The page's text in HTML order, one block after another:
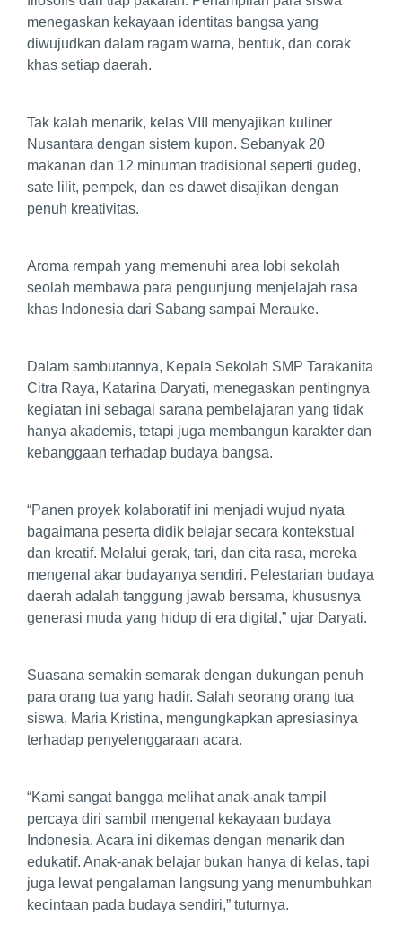
menegaskan kekayaan identitas bangsa yang
diwujudkan dalam ragam warna, bentuk, dan corak
khas setiap daerah.
Tak kalah menarik, kelas VIII menyajikan kuliner
Nusantara dengan sistem kupon. Sebanyak 20
makanan dan 12 minuman tradisional seperti gudeg,
sate lilit, pempek, dan es dawet disajikan dengan
penuh kreativitas.
Aroma rempah yang memenuhi area lobi sekolah
seolah membawa para pengunjung menjelajah rasa
khas Indonesia dari Sabang sampai Merauke.
Dalam sambutannya, Kepala Sekolah SMP Tarakanita
Citra Raya, Katarina Daryati, menegaskan pentingnya
kegiatan ini sebagai sarana pembelajaran yang tidak
hanya akademis, tetapi juga membangun karakter dan
kebanggaan terhadap budaya bangsa.
“Panen proyek kolaboratif ini menjadi wujud nyata
bagaimana peserta didik belajar secara kontekstual
dan kreatif. Melalui gerak, tari, dan cita rasa, mereka
mengenal akar budayanya sendiri. Pelestarian budaya
daerah adalah tanggung jawab bersama, khususnya
generasi muda yang hidup di era digital,” ujar Daryati.
Suasana semakin semarak dengan dukungan penuh
para orang tua yang hadir. Salah seorang orang tua
siswa, Maria Kristina, mengungkapkan apresiasinya
terhadap penyelenggaraan acara.
“Kami sangat bangga melihat anak-anak tampil
percaya diri sambil mengenal kekayaan budaya
Indonesia. Acara ini dikemas dengan menarik dan
edukatif. Anak-anak belajar bukan hanya di kelas, tapi
juga lewat pengalaman langsung yang menumbuhkan
kecintaan pada budaya sendiri,” tuturnya.